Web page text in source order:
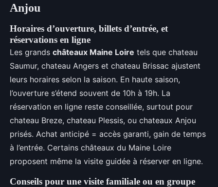
Anjou
Horaires d’ouverture, billets d’entrée, et
réservations en ligne
Les grands châteaux Maine Loire tels que chateau
Saumur, chateau Angers et chateau Brissac ajustent
leurs horaires selon la saison. En haute saison,
l’ouverture s’étend souvent de 10h à 19h. La
réservation en ligne reste conseillée, surtout pour
chateau Breze, chateau Plessis, ou chateaux Anjou
prisés. Achat anticipé = accès garanti, gain de temps
à l’entrée. Certains châteaux du Maine Loire
proposent même la visite guidée à réserver en ligne.
Conseils pour une visite familiale ou en groupe